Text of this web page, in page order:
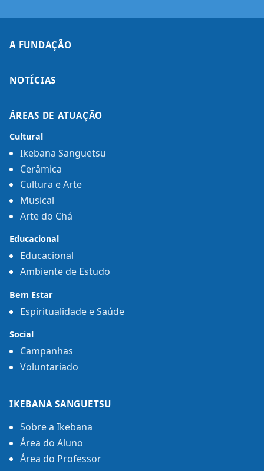
A FUNDAÇÃO
NOTÍCIAS
ÁREAS DE ATUAÇÃO
Cultural
Ikebana Sanguetsu
Cerâmica
Cultura e Arte
Musical
Arte do Chá
Educacional
Educacional
Ambiente de Estudo
Bem Estar
Espiritualidade e Saúde
Social
Campanhas
Voluntariado
IKEBANA SANGUETSU
Sobre a Ikebana
Área do Aluno
Área do Professor